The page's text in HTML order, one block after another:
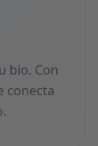
bio. Con
conecta